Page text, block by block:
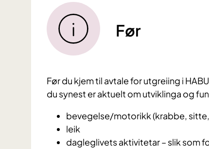
Før
Før du kjem til avtale for utgreiing i
du synest er aktuelt om utviklinga og
bevegelse/motorikk (krabbe,
leik
dagleglivets aktivitetar – slik som